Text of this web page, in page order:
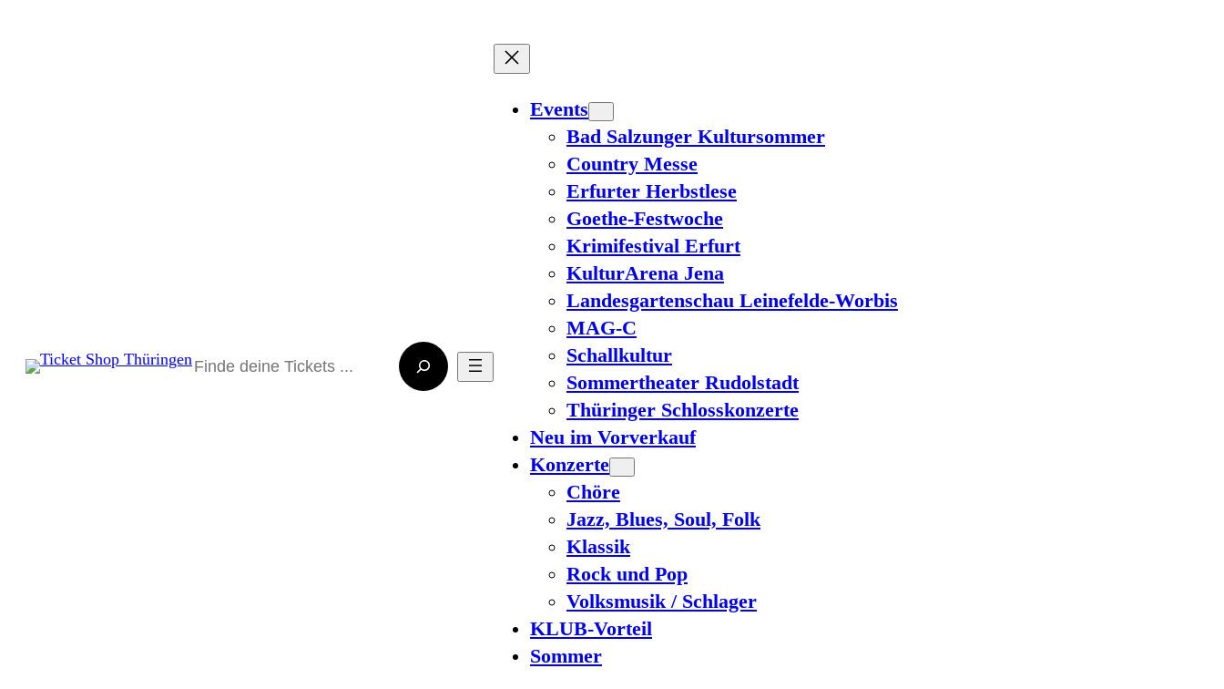
Events
Bad Salzunger Kultursommer
Country Messe
Erfurter Herbstlese
Goethe-Festwoche
Krimifestival Erfurt
KulturArena Jena
Landesgartenschau Leinefelde-Worbis
MAG-C
Schallkultur
Sommertheater Rudolstadt
Thüringer Schlosskonzerte
Neu im Vorverkauf
Konzerte
Chöre
Jazz, Blues, Soul, Folk
Klassik
Rock und Pop
Volksmusik / Schlager
KLUB-Vorteil
Sommer